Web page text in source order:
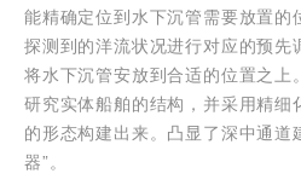
能精确定位到水下沉管需要放置的
探测到的洋流状况进行对应的预先
将水下沉管安放到合适的位置之上
研究实体船舶的结构，并采用精细
的形态构建出来。凸显了深中通道
器”。